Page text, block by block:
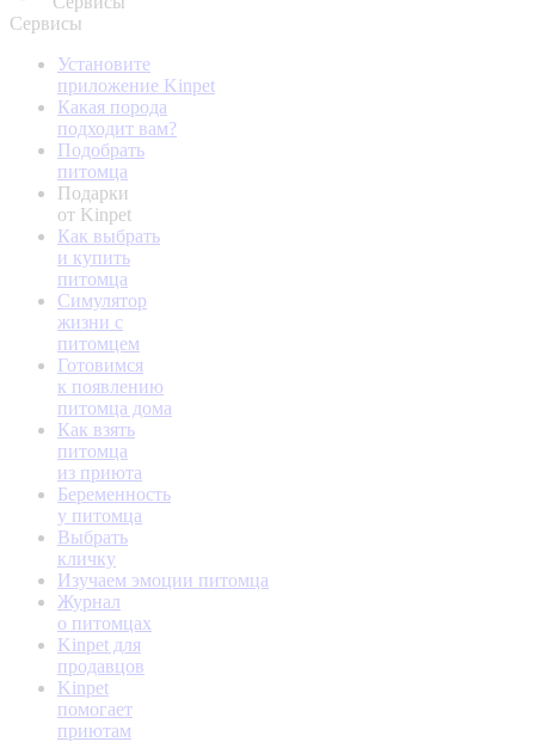
Сервисы
Установите
приложение Kinpet
Какая порода
подходит вам?
Подобрать
питомца
Подарки
от Kinpet
Как выбрать
и купить
питомца
Симулятор
жизни с
питомцем
Готовимся
к появлению
питомца дома
Как взять
питомца
из приюта
Беременность
у питомца
Выбрать
кличку
Изучаем эмоции питомца
Журнал
о питомцах
Kinpet для
продавцов
Kinpet
помогает
приютам